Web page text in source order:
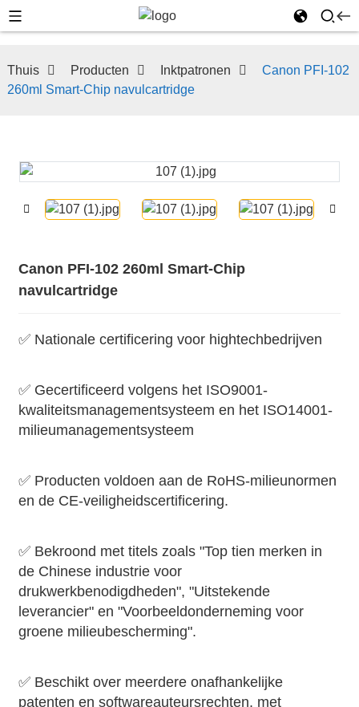
Thuis Producten Inktpatronen
Canon PFI-102
260ml Smart-Chip navulcartridge
Canon PFI-102 260ml Smart-Chip
navulcartridge
✅ Nationale certificering voor hightechbedrijven
✅ Gecertificeerd volgens het ISO9001-
kwaliteitsmanagementsysteem en het ISO14001-
milieumanagementsysteem
✅ Producten voldoen aan de RoHS-milieunormen
en de CE-veiligheidscertificering.
✅ Bekroond met titels zoals "Top tien merken in
de Chinese industrie voor
drukwerkbenodigdheden", "Uitstekende
leverancier" en "Voorbeeldonderneming voor
groene milieubescherming".
✅ Beschikt over meerdere onafhankelijke
patenten en softwareauteursrechten, met